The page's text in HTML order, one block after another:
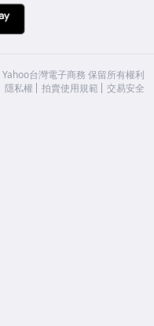
Yahoo台灣電子商務 保留所有權利
隱私權 拍賣使用規範 交易安全